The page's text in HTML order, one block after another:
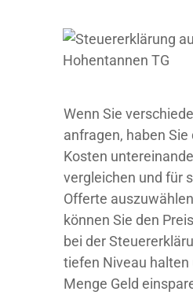
Wenn Sie
anfragen, haben Sie
Kosten
vergleichen und für
Offerte
können Sie den
bei der
tiefen Niveau halten
Menge Geld